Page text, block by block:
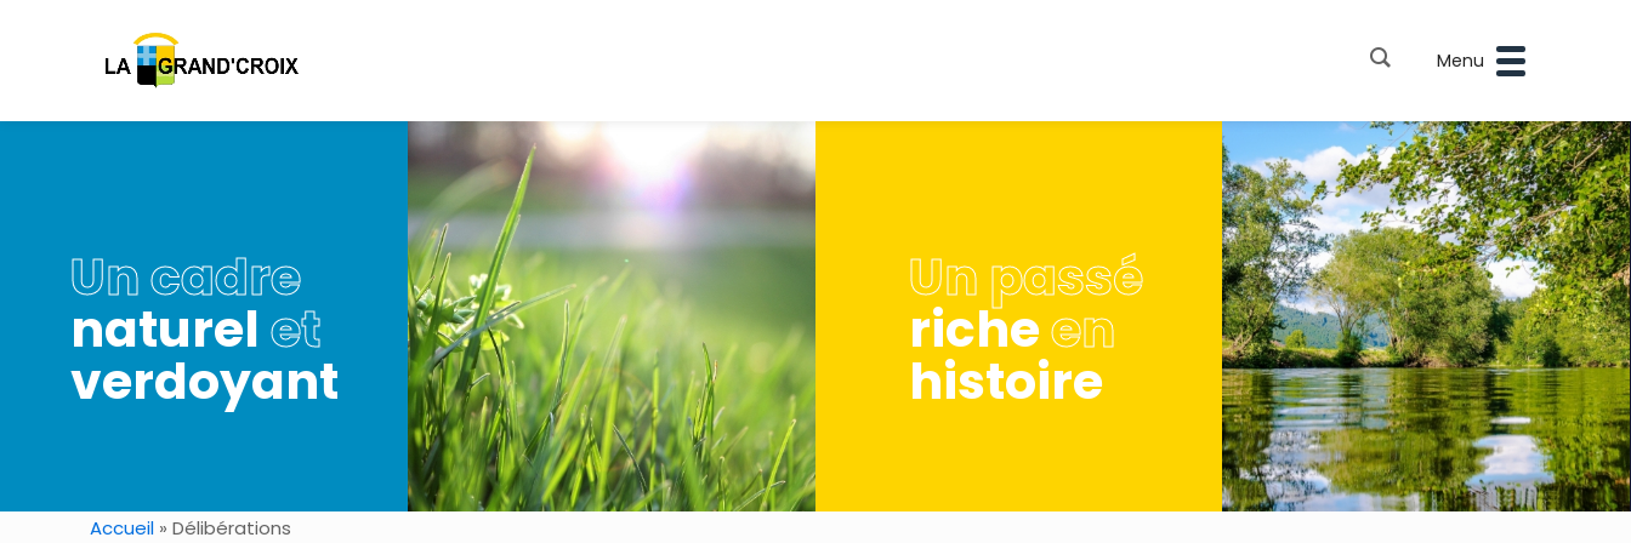
Menu
Un passé
richeen
histoire
Un cadre
naturelet
verdoyant
Accueil »Délibérations